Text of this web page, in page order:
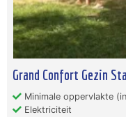
Grand Confort Gezin
Minimale oppervlakte
Elektriciteit